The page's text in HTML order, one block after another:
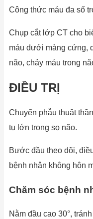
Công thức máu đa số
Chụp cắt lớp CT cho
máu dưới màng cứng,
não, chảy máu trong
ĐIỀU TRỊ
Chuyển phẫu thuật
tụ lớn trong sọ não.
Bước đầu theo dõi,
bệnh nhân không hôn
Chăm sóc bệnh
Nằm đầu cao 30°,